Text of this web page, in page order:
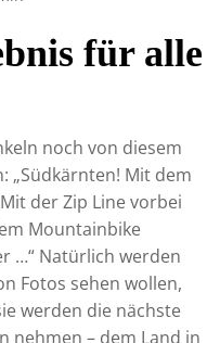
für alle
noch von diesem
„Südkärnten! Mit dem
der Zip Line vorbei
Mountainbike
…“ Natürlich werden
Fotos sehen wollen,
werden die nächste
nehmen – dem Land in